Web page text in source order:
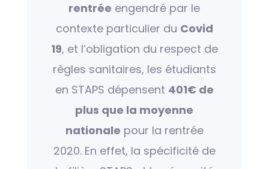
rentrée engendré par le
contexte particulier du Covid
19, et l’obligation du respect de
règles sanitaires, les étudiants
en STAPS dépensent 401€ de
plus que la moyenne
nationale pour la rentrée
2020. En effet, la spécificité de